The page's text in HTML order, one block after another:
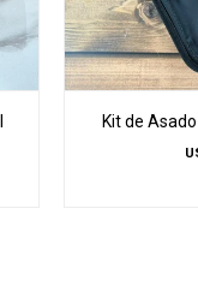
Kit de